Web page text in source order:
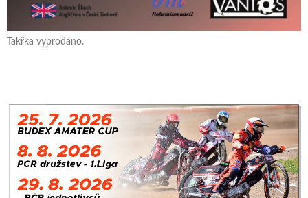
Takřka vyprodáno.